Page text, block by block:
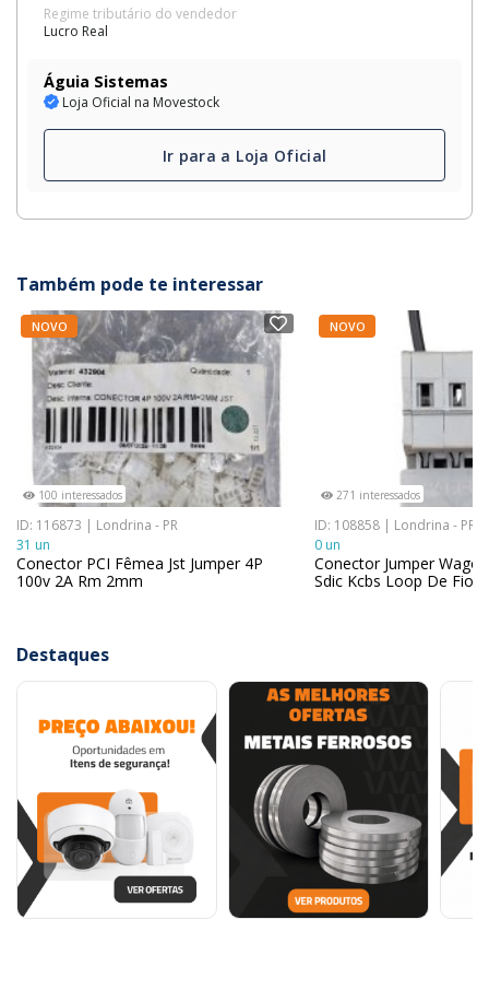
Regime tributário do vendedor
Lucro Real
Águia Sistemas
Loja Oficial na Movestock
Ir para a Loja Oficial
Também pode te interessar
NOVO
100 interessados
ID: 116873 | Londrina - PR
31 un
Conector PCI Fêmea Jst Jumper 4P
100v 2A Rm 2mm
NOVO
271 interessados
ID: 108858 | Londrina - PR
0 un
Conector Jumper Wago
Sdic Kcbs Loop De Fio
Destaques